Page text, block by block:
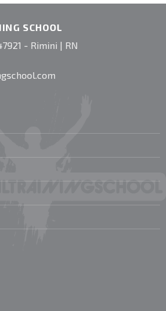
SCHOOL
- Rimini | RN